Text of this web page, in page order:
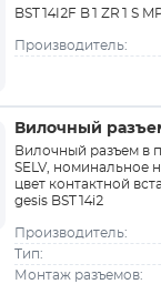
BST14I2F B1 ZR1 S
Производитель:
Вилочный
Вилочный разъем в
SELV, номинальное
цвет контактной
gesis BST14i2
Производитель:
Тип:
Монтаж разъемов: